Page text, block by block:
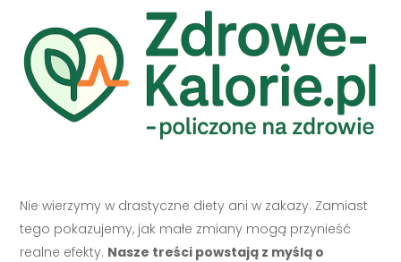
Nie wierzymy w drastyczne diety ani w zakazy. Zamiast
tego pokazujemy, jak małe zmiany mogą przynieść
realne efekty. Nasze treści powstają z myślą o